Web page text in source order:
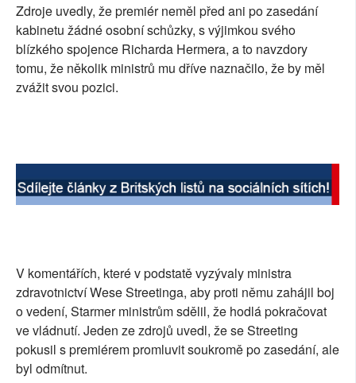
Zdroje uvedly, že premiér neměl před ani po zasedání
kabinetu žádné osobní schůzky, s výjimkou svého
blízkého spojence Richarda Hermera, a to navzdory
tomu, že několik ministrů mu dříve naznačilo, že by měl
zvážit svou pozici.
V komentářích, které v podstatě vyzývaly ministra
zdravotnictví Wese Streetinga, aby proti němu zahájil boj
o vedení, Starmer ministrům sdělil, že hodlá pokračovat
ve vládnutí. Jeden ze zdrojů uvedl, že se Streeting
pokusil s premiérem promluvit soukromě po zasedání, ale
byl odmítnut.